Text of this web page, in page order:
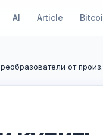
AI Article
от